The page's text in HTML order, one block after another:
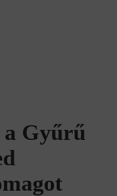
a Gyűrű